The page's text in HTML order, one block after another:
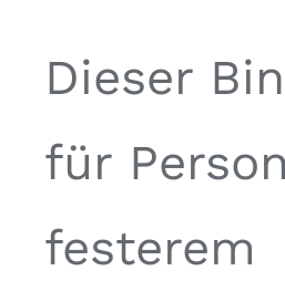
Dieser
für
festerem